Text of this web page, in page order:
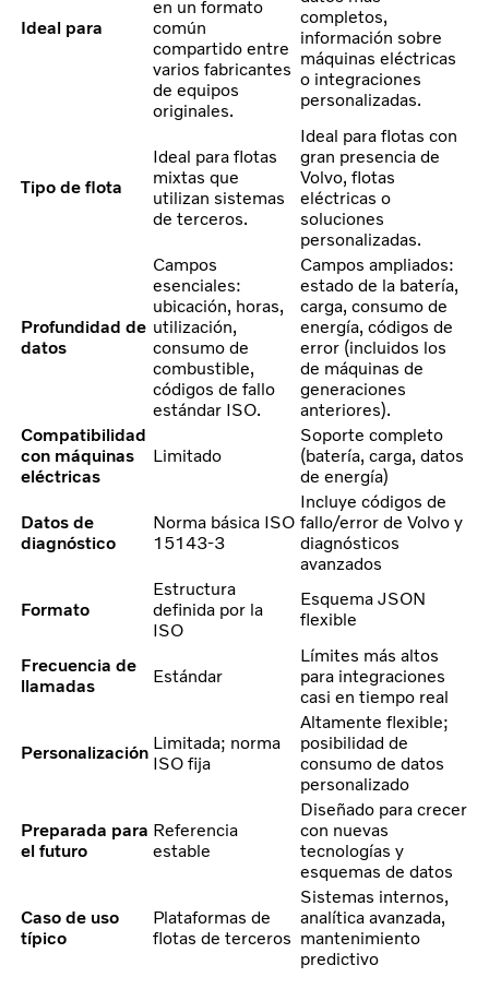
Ideal para
en un formato
común
compartido entre
varios fabricantes
de equipos
originales.
completos,
información sobre
máquinas eléctricas
o integraciones
personalizadas.
Tipo de flota
Ideal para flotas
mixtas que
utilizan sistemas
de terceros.
Ideal para flotas con
gran presencia de
Volvo, flotas
eléctricas o
soluciones
personalizadas.
Profundidad de
datos
Campos
esenciales:
ubicación, horas,
utilización,
consumo de
combustible,
códigos de fallo
estándar ISO.
Campos ampliados:
estado de la batería,
carga, consumo de
energía, códigos de
error (incluidos los
de máquinas de
generaciones
anteriores).
Compatibilidad
con máquinas
eléctricas
Limitado
Soporte completo
(batería, carga, datos
de energía)
Datos de
diagnóstico
Norma básica ISO
15143-3
Incluye códigos de
fallo/error de Volvo y
diagnósticos
avanzados
Formato
Estructura
definida por la
ISO
Esquema JSON
flexible
Frecuencia de
llamadas
Estándar
Límites más altos
para integraciones
casi en tiempo real
Personalización Limitada; norma
ISO fija
Altamente flexible;
posibilidad de
consumo de datos
personalizado
Preparada para
el futuro
Referencia
estable
Diseñado para crecer
con nuevas
tecnologías y
esquemas de datos
Caso de uso
típico
Plataformas de
flotas de terceros
Sistemas internos,
analítica avanzada,
mantenimiento
predictivo